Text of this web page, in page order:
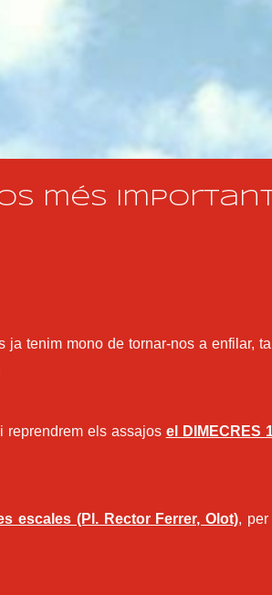
més
tenim mono de tornar-nos a enfilar,
reprendrem els assajos el DIMECRES
escales (Pl. Rector Ferrer, Olot), per